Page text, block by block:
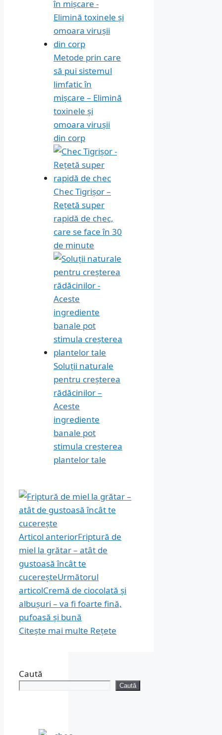
Metode prin care
să pui sistemul
limfatic în
mișcare – Elimină
toxinele și
omoara virușii
din corp
Chec Tigrișor –
Rețetă super
rapidă de chec,
care se face în 30
de minute
Soluții naturale
pentru creșterea
rădăcinilor –
Aceste
ingrediente
banale pot
stimula creșterea
plantelor tale
Articol anteriorFriptură de
miel la grătar – atât de
gustoasă încât te
cucereșteUrmătorul
articolCremă de ciocolată și
albușuri – va fi foarte fină,
pufoasă și bună
Citește mai multe Rețete
Caută
Caută